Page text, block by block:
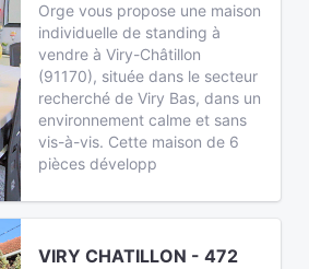
Orge vous propose une maison
individuelle de standing à
vendre à Viry-Châtillon
(91170), située dans le secteur
recherché de Viry Bas, dans un
environnement calme et sans
vis-à-vis. Cette maison de 6
pièces développ
VIRY CHATILLON - 472